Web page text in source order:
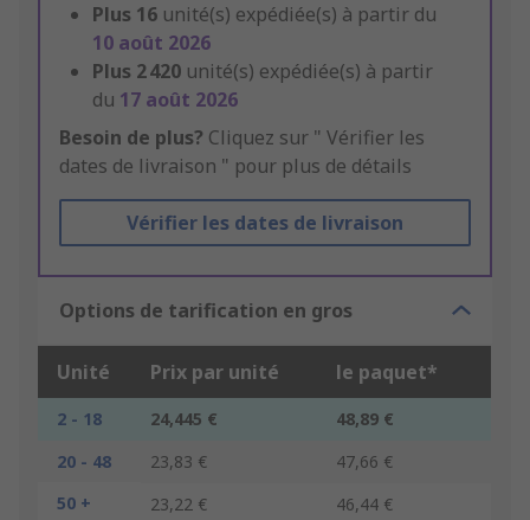
Plus 16 unité(s) expédiée(s) à partir du
10 août 2026
Plus 2 420 unité(s) expédiée(s) à partir
du 17 août 2026
Besoin de plus? Cliquez sur " Vérifier les
dates de livraison " pour plus de détails
Vérifier les dates de livraison
Options de tarification en gros
Unité Prix par unité le paquet*
2 - 18 24,445 €
48,89 €
20 - 48
23,83 €
47,66 €
50 +
23,22 € 46,44 €